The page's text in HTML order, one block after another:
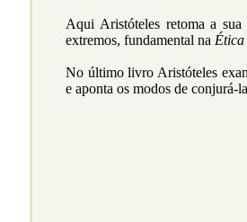
Aqui Aristóteles retoma a
extremos, fundamental na
No último livro Aristóteles
e aponta os modos de conjurá-